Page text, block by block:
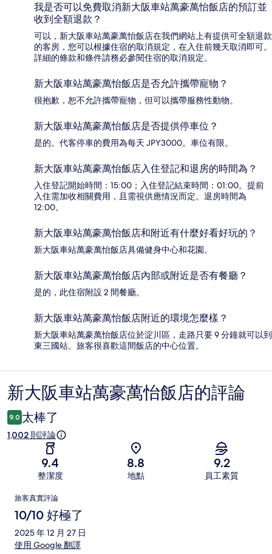
我是否可以免費取消新大阪車站萬豪萬怡飯店的預訂並
收到全額退款？
可以，新大阪車站萬豪萬怡飯店在我們網站上有提供可全額退款
的客房，您可以根據住宿的取消規定，在入住前幾天取消即可。
詳細的條款和條件請務必參閱住宿的取消規定。
新大阪車站萬豪萬怡飯店是否允許攜帶寵物？
很抱歉，恕不允許攜帶寵物，但可以攜帶服務性動物。
新大阪車站萬豪萬怡飯店是否提供停車位？
是的。代客停車的費用為每天 JPY3000。車位有限。
新大阪車站萬豪萬怡飯店入住登記和退房的時間為？
入住登記開始時間：15:00；入住登記結束時間：01:00。提前
入住需加收相關費用，且需視供應情況而定。退房時間為
12:00。
新大阪車站萬豪萬怡飯店和附近有什麼好看好玩的？
新大阪車站萬豪萬怡飯店具備健身中心和花園。
新大阪車站萬豪萬怡飯店內部或附近是否有餐廳？
是的，此住宿附設 2 間餐廳。
新大阪車站萬豪萬怡飯店附近的環境怎麼樣？
新大阪車站萬豪萬怡飯店位於淀川區，走路只要 9 分鐘就可以到
東三國站。旅客很喜歡這間飯店的中心位置。
評
論
新大阪車站萬豪萬怡飯店的評論
9.0 太棒了
1,002 則評論
9.4
整潔度
8.8
地點
9.2
員工素質
評
論
旅客真實評論
10/10 好極了
2025 年 12 月 27 日
使用 Google 翻譯